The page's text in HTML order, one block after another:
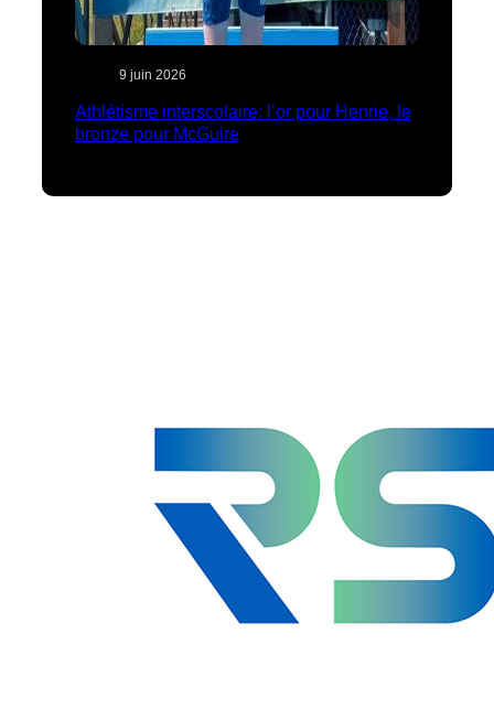
9 juin 2026
Athlétisme interscolaire: l’or pour Henrie, le
bronze pour McGuire